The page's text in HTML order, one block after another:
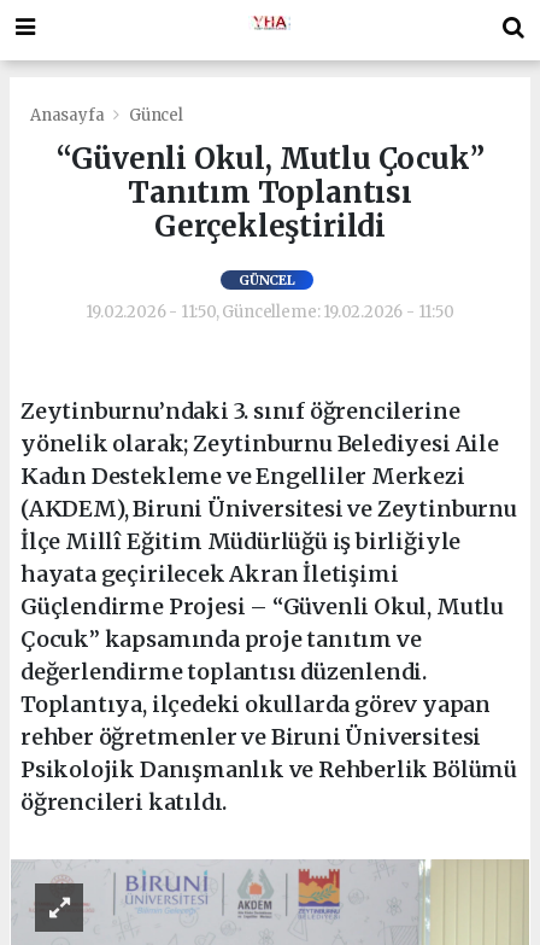
Anasayfa Güncel
“Güvenli Okul, Mutlu Çocuk”
Tanıtım Toplantısı
Gerçekleştirildi
GÜNCEL
19.02.2026 - 11:50, Güncelleme: 19.02.2026 - 11:50
Zeytinburnu’ndaki 3. sınıf öğrencilerine
yönelik olarak; Zeytinburnu Belediyesi Aile
Kadın Destekleme ve Engelliler Merkezi
(AKDEM), Biruni Üniversitesi ve Zeytinburnu
İlçe Millî Eğitim Müdürlüğü iş birliğiyle
hayata geçirilecek Akran İletişimi
Güçlendirme Projesi – “Güvenli Okul, Mutlu
Çocuk” kapsamında proje tanıtım ve
değerlendirme toplantısı düzenlendi.
Toplantıya, ilçedeki okullarda görev yapan
rehber öğretmenler ve Biruni Üniversitesi
Psikolojik Danışmanlık ve Rehberlik Bölümü
öğrencileri katıldı.